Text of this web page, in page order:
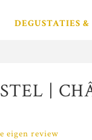
DEGUSTATIES
|
eigen review